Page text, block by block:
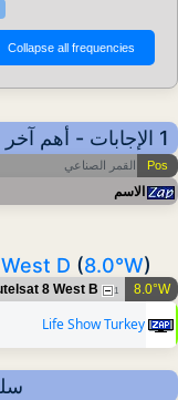
1 الإجابات - أهم آخر التحديثات: 2026-07-07 14:36 CET
Pos القمر الصناعي
الاسم
D (8.0°W)
8.0°W
8 West B 1
Life Show Turkey